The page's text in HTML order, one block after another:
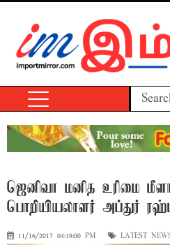
ஜெனிவா மனித உரிமை
பொறியியலாளர் அப்துர்
11/16/2017 04:19:00 PM LATEST